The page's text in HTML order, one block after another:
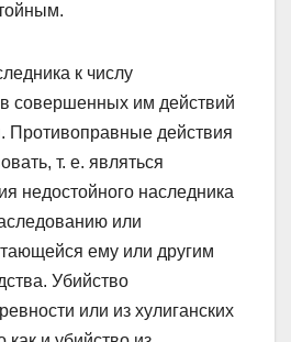
к числу
совершенных им действий
Противоправные действия
т. е. являться
недостойного наследника
или
ему или другим
Убийство
или из хулиганских